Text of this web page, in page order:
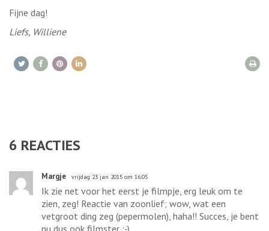
Fijne dag!
Liefs, Williene
6 REACTIES
Margje vrijdag 23 jan 2015 om 16:05
Ik zie net voor het eerst je filmpje, erg leuk om te
zien, zeg! Reactie van zoonlief; wow, wat een
vetgroot ding zeg (pepermolen), haha!! Succes, je bent
nu dus ook filmster :-)